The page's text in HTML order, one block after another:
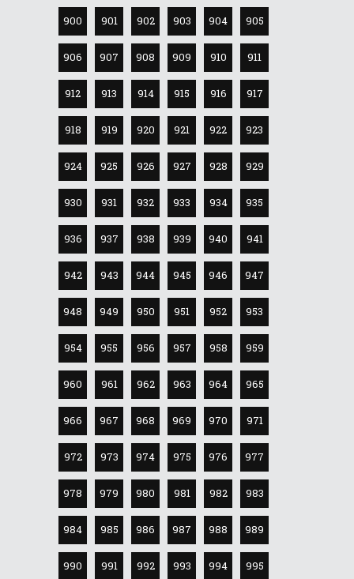
900 901 902 903 904 905
906 907 908 909 910 911
912 913 914 915 916 917
918 919 920 921 922 923
924 925 926 927 928 929
930 931 932 933 934 935
936 937 938 939 940 941
942 943 944 945 946 947
948 949 950 951 952 953
954 955 956 957 958 959
960 961 962 963 964 965
966 967 968 969 970 971
972 973 974 975 976 977
978 979 980 981 982 983
984 985 986 987 988 989
990 991 992 993 994 995